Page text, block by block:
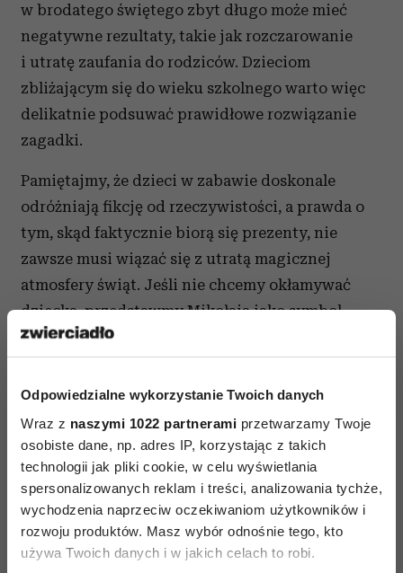
Odpowiedzialne wykorzystanie Twoich danych
Wraz z naszymi 1022 partnerami przetwarzamy Twoje
osobiste dane, np. adres IP, korzystając z takich
technologii jak pliki cookie, w celu wyświetlania
spersonalizowanych reklam i treści, analizowania tychże,
wychodzenia naprzeciw oczekiwaniom użytkowników i
rozwoju produktów. Masz wybór odnośnie tego, kto
używa Twoich danych i w jakich celach to robi.
w brodatego świętego zbyt długo może mieć
negatywne rezultaty, takie jak rozczarowanie
i utratę zaufania do rodziców. Dzieciom
zbliżającym się do wieku szkolnego warto więc
delikatnie podsuwać prawidłowe rozwiązanie
zagadki.
Pamiętajmy, że dzieci w zabawie doskonale
odróżniają fikcję od rzeczywistości, a prawda o
tym, skąd faktycznie biorą się prezenty, nie
zawsze musi wiązać się z utratą magicznej
atmosfery świąt. Jeśli nie chcemy okłamywać
dziecka, przedstawmy Mikołaja jako symbol
dobroci, życzliwości i otwartości. Warto również
zaangażować dzieci w tradycję
przygotowywania prezentów. To nie tylko
doskonała zabawa i okazja do kreatywnego
spędzenia czasu, ale również lekcja tego, co
w świętachBożego Narodzenianajważniejsze -
umiejętności dzielenia się i obdarowywania
innych.
mat.pras.SWPS